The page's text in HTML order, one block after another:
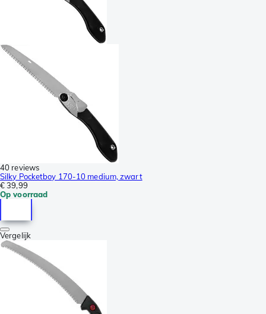
40 reviews
Silky Pocketboy 170-10 medium, zwart
€ 39,99
Op voorraad
Vergelijk